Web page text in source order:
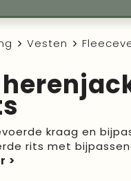
Vesten
kraag en
rits met